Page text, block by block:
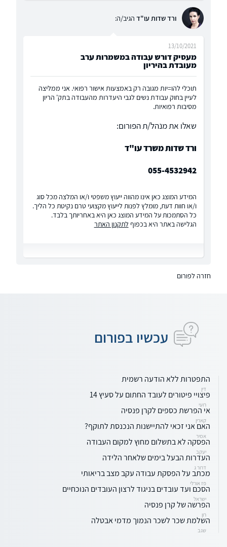
ורד שדות עו"ד הגיב/ה:
מעסיק דורש עבודה במשמרות ערב
מעובדת בהיריון
13/10/2021
תוכלי להו=יות מגובה רק באמצעות אישור רפואי. אני ממליצה
לעיין בחוק עבודת נשים לגבי היעדרות מהעבודה בתק' הריון
מסיבות רפואיות.
שאלו את מנהל/ת הפורום:
ורד שדות משרד עו"ד
055-4532942
המידע המוצג כאן אינו מהווה ייעוץ משפטי ו/או המלצה מכל סוג
ו/או חוות דעת, מומלץ לפנות לייעוץ מקצועי טרם נקיטת כל הליך.
כל הסתמכות על המידע המוצג כאן היא באחריותך בלבד.
הגלישה באתר היא בכפוף לתקנון האתר
חזרה לפורום
עכשיו בפורום
התפטרות ללא הודעה רשמית
דין
פיצויי פיטורים לעובד החתום על סעיץ 14
רועי
אי הפרשת כספים לקרן פנסיה
קארין
האם אני זכאי להתיישנות הנכנסת לתוקף?
אמיר
הפסקה לא בתשלום מחוץ למקום העבודה
יעקב
העדרות הבעל בימים שלאחר הלידה
דרור ג
מכתב על הפסקת עבודה עקב מצב בריאותי
פז אורלי
הסכם ועד עובדים בניגוד לרצון העובדים הנוכחיים
ישראל
הפרשה של קרן פנסיה
רון
השלמת שכר לשכר הנמוך מדמי אבטלה
שגב